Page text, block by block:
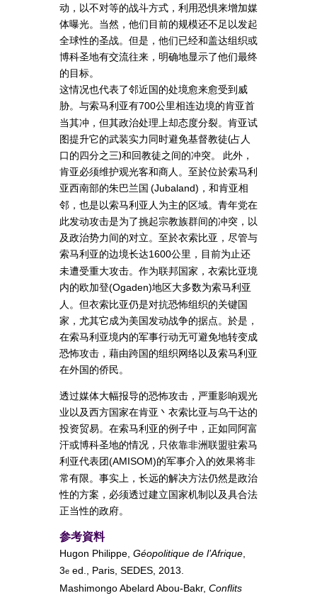
动，以不对等的战斗方式，利用恐惧来增加媒
体曝光。当然，他们目前的规模还不足以发起
全球性的圣战。但是，他们已经和盖达组织或
博科圣地有交流往来，明确地显示了他们最终
的目标。
这情况也代表了邻近国的处境愈来愈受到威
胁。与索马利亚有700公里相连边境的肯亚首
当其冲，但其政治处理上却态度分裂。肯亚试
图提升它的武装实力同时避免基督教徒(占人
口的四分之三)和回教徒之间的冲突。 此外，
肯亚必须维护观光客和商人。至於位於索马利
亚西南部的朱巴兰国 (Jubaland)， 和肯亚相
邻，也是以索马利亚人为主的区域。青年党在
此发动攻击是为了挑起宗教族群间的冲突，以
及政治势力间的对立。至於衣索比亚，尽管与
索马利亚的边境长达1600公里，目前为止还
未遭受重大攻击。作为联邦国家，衣索比亚境
内的欧加登(Ogaden)地区大多数为索马利亚
人。但衣索比亚仍是对抗恐怖组织的关键国
家，尤其它成为美国发动战争的据点。於是，
在索马利亚境内的军事行动无可避免地转变成
恐怖攻击，藉由跨国的组织网络以及索马利亚
在外国的侨民。
透过媒体大幅报导的恐怖攻击，严重影响观光
业以及西方国家在肯亚丶衣索比亚与乌干达的
投资贸易。在索马利亚的例子中，正如同阿富
汗或博科圣地的情况，只依靠非洲联盟驻索马
利亚代表团(AMISOM)的军事介入的效果将非
常有限。事实上，长远的解决方法仍然是政治
性的方案，必须透过建立国家机制以及具合法
正当性的政府。
参考資料
Hugon Philippe, Géopolitique de l’Afrique
3e ed., Paris, SEDES, 2013.
Mashimongo Abelard Abou-Bakr, Conflits